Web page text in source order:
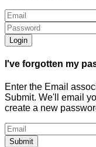
Login
I've forgotten my
Enter the Email
Submit. We'll email
create a new
Submit